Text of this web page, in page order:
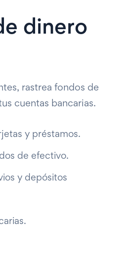
dinero
rastrea fondos de
cuentas bancarias.
y préstamos.
de efectivo.
y depósitos